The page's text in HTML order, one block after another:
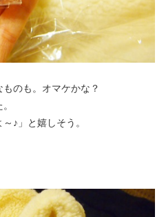
のも。オマケかな？
♪」と嬉しそう。